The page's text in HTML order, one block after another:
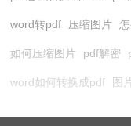
word转pdf 压缩图片
如何压缩图片 pdf解密
word如何转换成pdf 图